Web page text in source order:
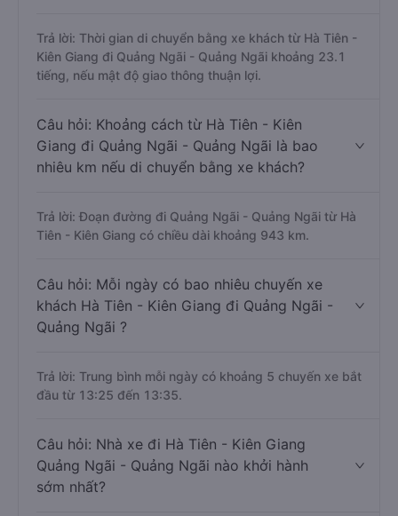
Trả lời: Thời gian di chuyển bằng xe khách từ Hà Tiên -
Kiên Giang đi Quảng Ngãi - Quảng Ngãi khoảng 23.1
tiếng, nếu mật độ giao thông thuận lợi.
Câu hỏi: Khoảng cách từ Hà Tiên - Kiên
Giang đi Quảng Ngãi - Quảng Ngãi là bao
nhiêu km nếu di chuyển bằng xe khách?
Trả lời: Đoạn đường đi Quảng Ngãi - Quảng Ngãi từ Hà
Tiên - Kiên Giang có chiều dài khoảng 943 km.
Câu hỏi: Mỗi ngày có bao nhiêu chuyến xe
khách Hà Tiên - Kiên Giang đi Quảng Ngãi -
Quảng Ngãi ?
Trả lời: Trung bình mỗi ngày có khoảng 5 chuyến xe bắt
đầu từ 13:25 đến 13:35.
Câu hỏi: Nhà xe đi Hà Tiên - Kiên Giang
Quảng Ngãi - Quảng Ngãi nào khởi hành
sớm nhất?